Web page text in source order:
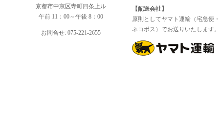
京都市中京区寺町四条上ル
午前 11：00～午後 8：00
お問合せ: 075-221-2655
【配送会社】
原則としてヤマト運輸（宅急便
ネコポス）でお送りいたします